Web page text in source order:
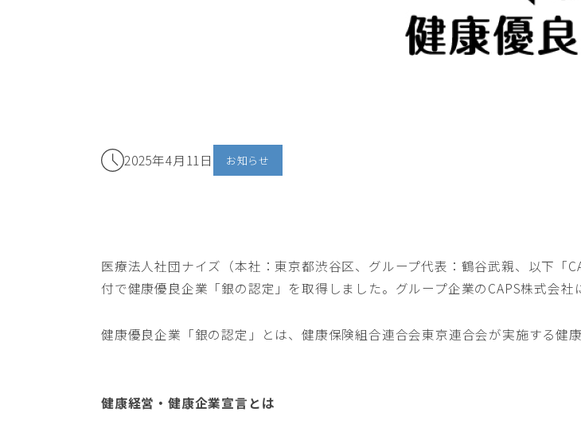
2025年4月11日 お知らせ
医療法人社団ナイズ（本社：東京都渋谷区、グループ代表：鶴谷武親、以下「
付で健康優良企業「銀の認定」を取得しました。グループ企業のCAPS株式会社
健康優良企業「銀の認定」とは、健康保険組合連合会東京連合会が実施する健
健康経営・健康企業宣言とは